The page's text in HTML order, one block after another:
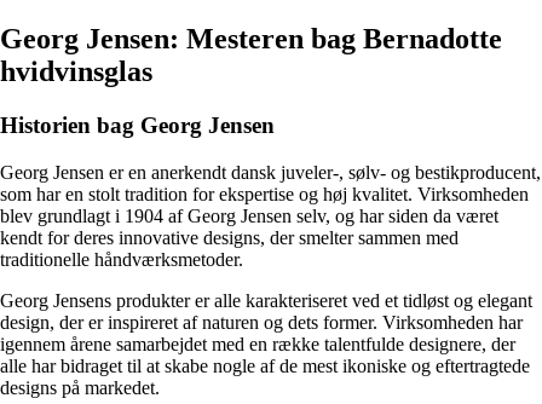
Georg Jensen: Mesteren bag Bernadotte
hvidvinsglas
Historien bag Georg Jensen
Georg Jensen er en anerkendt dansk juveler-, sølv- og bestikproducent,
som har en stolt tradition for ekspertise og høj kvalitet. Virksomheden
blev grundlagt i 1904 af Georg Jensen selv, og har siden da været
kendt for deres innovative designs, der smelter sammen med
traditionelle håndværksmetoder.
Georg Jensens produkter er alle karakteriseret ved et tidløst og elegant
design, der er inspireret af naturen og dets former. Virksomheden har
igennem årene samarbejdet med en række talentfulde designere, der
alle har bidraget til at skabe nogle af de mest ikoniske og eftertragtede
designs på markedet.